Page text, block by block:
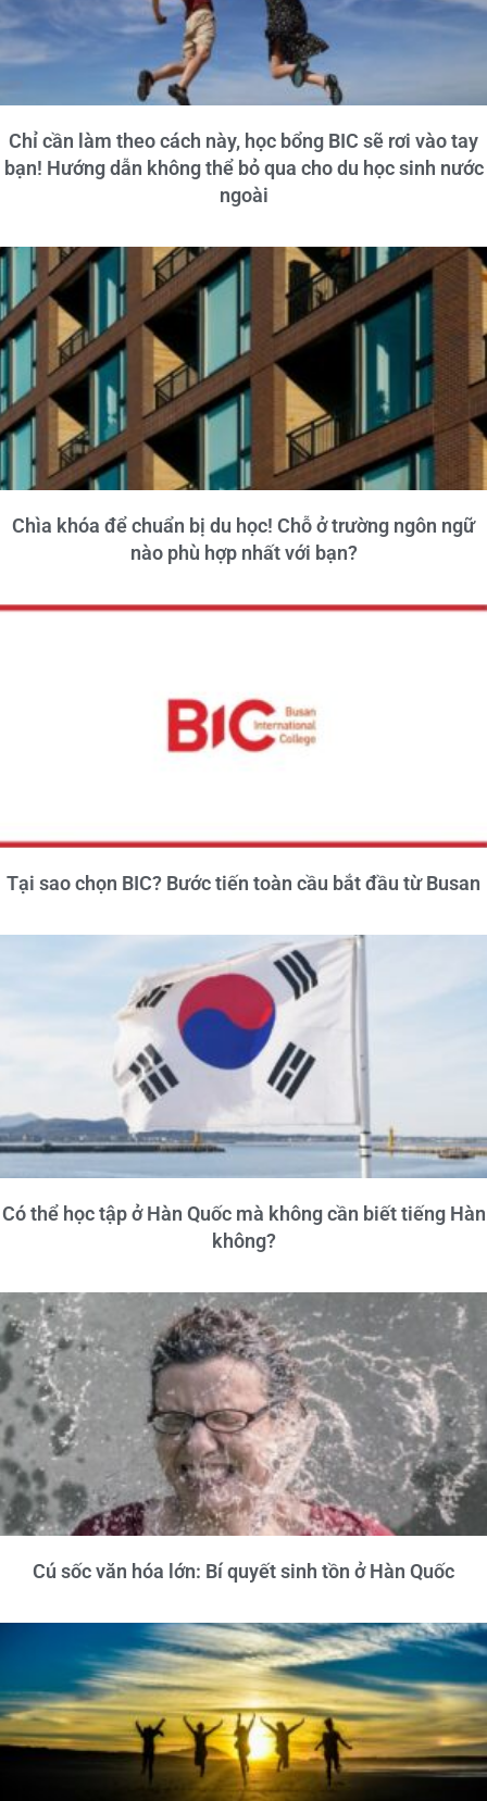
Chỉ cần làm theo cách này, học bổng BIC sẽ rơi vào tay
bạn! Hướng dẫn không thể bỏ qua cho du học sinh nước
ngoài
Chìa khóa để chuẩn bị du học! Chỗ ở trường ngôn ngữ
nào phù hợp nhất với bạn?
Tại sao chọn BIC? Bước tiến toàn cầu bắt đầu từ Busan
Có thể học tập ở Hàn Quốc mà không cần biết tiếng Hàn
không?
Cú sốc văn hóa lớn: Bí quyết sinh tồn ở Hàn Quốc